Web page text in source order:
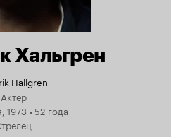
Хальгрен
Hallgren
Актер
1973 •52 года